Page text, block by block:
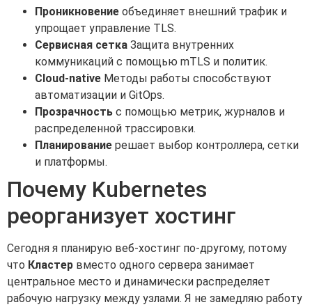
Проникновение объединяет внешний трафик и
упрощает управление TLS.
Сервисная сетка Защита внутренних
коммуникаций с помощью mTLS и политик.
Cloud-native Методы работы способствуют
автоматизации и GitOps.
Прозрачность с помощью метрик, журналов и
распределенной трассировки.
Планирование решает выбор контроллера, сетки
и платформы.
Почему Kubernetes
реорганизует хостинг
Сегодня я планирую веб-хостинг по-другому, потому
что Кластер вместо одного сервера занимает
центральное место и динамически распределяет
рабочую нагрузку между узлами. Я не замедляю работу